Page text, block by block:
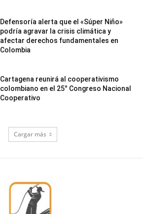
Defensoría alerta que el «Súper Niño»
podría agravar la crisis climática y
afectar derechos fundamentales en
Colombia
Cartagena reunirá al cooperativismo
colombiano en el 25° Congreso Nacional
Cooperativo
Cargar más